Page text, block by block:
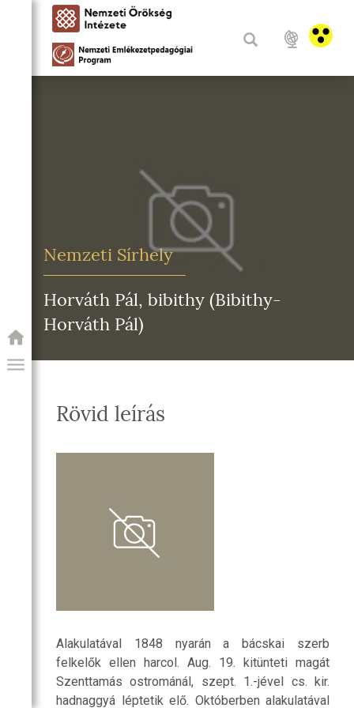
Nemzeti Sírhely
Horváth Pál, bibithy (Bibithy-
Horváth Pál)
Rövid leírás
Alakulatával 1848 nyarán a bácskai szerb
felkelők ellen harcol. Aug. 19. kitünteti magát
Szenttamás ostrománál, szept. 1.-jével cs. kir.
hadnaggyá léptetik elő. Októberben alakulatával